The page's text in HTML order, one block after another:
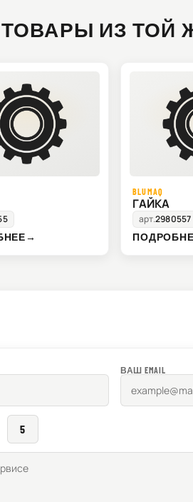
ИЗ ТОЙ
→
BLUMAQ
ГАЙКА
арт.2980557
ВАШ EMAIL
5